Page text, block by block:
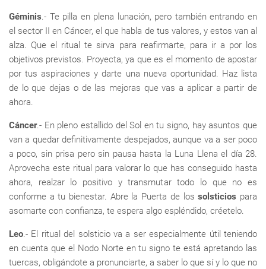
Géminis.- Te pilla en plena lunación, pero también entrando en
el sector II en Cáncer, el que habla de tus valores, y estos van al
alza. Que el ritual te sirva para reafirmarte, para ir a por los
objetivos previstos. Proyecta, ya que es el momento de apostar
por tus aspiraciones y darte una nueva oportunidad. Haz lista
de lo que dejas o de las mejoras que vas a aplicar a partir de
ahora.
Cáncer.- En pleno estallido del Sol en tu signo, hay asuntos que
van a quedar definitivamente despejados, aunque va a ser poco
a poco, sin prisa pero sin pausa hasta la Luna Llena el día 28.
Aprovecha este ritual para valorar lo que has conseguido hasta
ahora, realzar lo positivo y transmutar todo lo que no es
conforme a tu bienestar. Abre la Puerta de lossolsticios para
asomarte con confianza, te espera algo espléndido, créetelo.
Leo.- El ritual del solsticio va a ser especialmente útil teniendo
en cuenta que el Nodo Norte en tu signo te está apretando las
tuercas, obligándote a pronunciarte, a saber lo que sí y lo que no